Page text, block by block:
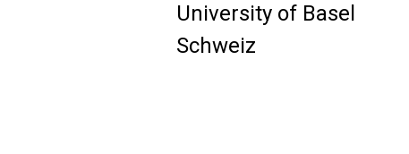
University of Basel
Schweiz